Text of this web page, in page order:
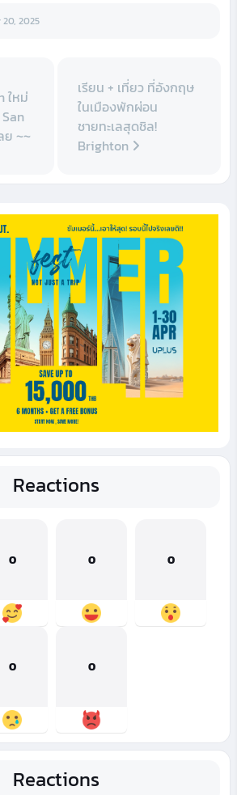
20, 2025
ใหม่
ย ~~
เรียน + เที่ยว ที่อังกฤษ
ในเมืองพักผ่อน
ชายทะเลสุดชิล!
Brighton
Reactions
0 0 0
0 0
Reactions